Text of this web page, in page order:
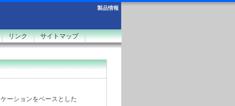
製品情報
リンク
サイトマップ
ーションをベースとした